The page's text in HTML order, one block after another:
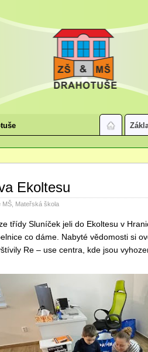
Ekoltesu
MŠ, Mateřská škola
třídy Sluníček jeli do Ekoltesu v
co dáme. Nabyté vědomosti si
Re – use centra, kde jsou